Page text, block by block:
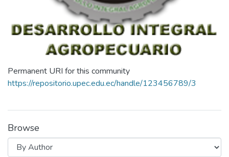
Permanent URI for this community
https://repositorio.upec.edu.ec/handle/123456789/3
Browse